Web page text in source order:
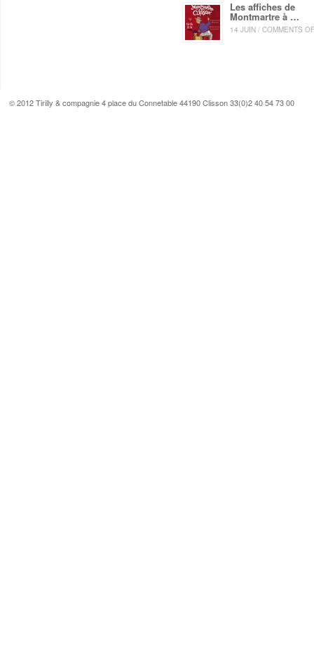
Les affiches de
Montmartre à …
14 JUIN / COMMENTS
© 2012 Tirilly & compagnie 4 place du Connetable 44190 Clisson 33(0)2 40 54 73 00